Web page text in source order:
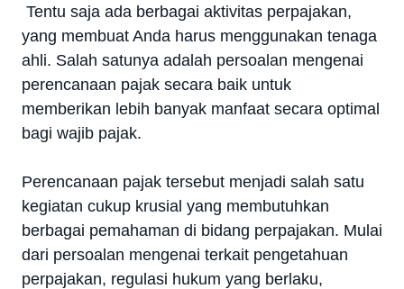
Tentu saja ada berbagai aktivitas perpajakan,
yang membuat Anda harus menggunakan tenaga
ahli. Salah satunya adalah persoalan mengenai
perencanaan pajak secara baik untuk
memberikan lebih banyak manfaat secara optimal
bagi wajib pajak.
Perencanaan pajak tersebut menjadi salah satu
kegiatan cukup krusial yang membutuhkan
berbagai pemahaman di bidang perpajakan. Mulai
dari persoalan mengenai terkait pengetahuan
perpajakan, regulasi hukum yang berlaku,